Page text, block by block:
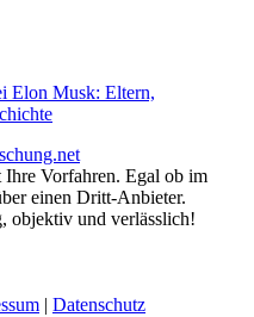
Elon Musk: Eltern,
Vorfahren. Egal ob im
einen Dritt-Anbieter.
objektiv und verlässlich!
| Datenschutz